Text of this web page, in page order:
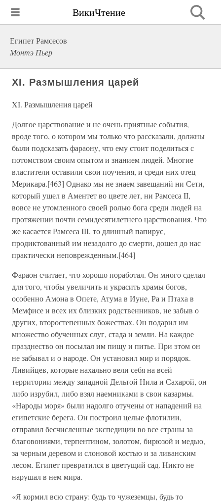
ВикиЧтение
Египет Рамсесов
Монтэ Пьер
XI. Размышления царей
XI. Размышления царей
Долгое царствование и не очень приятные события,
вроде того, о котором мы только что рассказали, должны
были подсказать фараону, что ему стоит поделиться с
потомством своим опытом и знанием людей. Многие
властители оставили свои поучения, и среди них отец
Мерикара.[463] Однако мы не знаем завещаний ни Сети,
который ушел в Аментет во цвете лет, ни Рамсеса II,
вовсе не утомленного своей ролью бога среди людей на
протяжении почти семидесятилетнего царствования. Что
же касается Рамсеса III, то длинный папирус,
продиктованный им незадолго до смерти, дошел до нас
практически неповрежденным.[464]
Фараон считает, что хорошо поработал. Он много сделал
для того, чтобы увеличить и украсить храмы богов,
особенно Амона в Опете, Атума в Иуне, Ра и Птаха в
Мемфисе и всех их близких родственников, не забыв о
других, второстепенных божествах. Он подарил им
множество обученных слуг, стада и земли. На каждое
празднество он посылал им пищу и питье. При этом он
не забывал и о народе. Он установил мир и порядок.
Ливийцев, которые нахально вели себя на всей
территории между западной Дельтой Нила и Сахарой, он
либо изрубил, либо взял наемниками в свои казармы.
«Народы моря» были надолго отучены от нападений на
египетские берега. Он построил целые флотилии,
отправил бесчисленные экспедиции во все страны за
благовониями, терпентином, золотом, бирюзой и медью,
за черным деревом и слоновой костью и за ливанским
лесом. Египет превратился в цветущий сад. Никто не
нарушал в нем мира.
«Я кормил всю страну: будь то чужеземцы, будь то